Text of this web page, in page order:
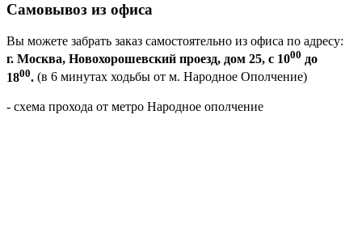
Самовывоз из офиса
Вы можете забрать заказ самостоятельно из офиса по адресу:
г. Москва, Новохорошевский проезд, дом 25, с 1000 до
1800. (в 6 минутах ходьбы от м. Народное Ополчение)
- схема прохода от метро Народное ополчение